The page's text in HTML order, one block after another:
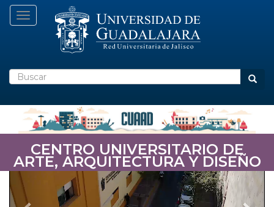
Pasar
Toggle navigation
Buscar
CENTRO UNIVERSITARIO DE
ARTE, ARQUITECTURA Y DISEÑO
Previous Next